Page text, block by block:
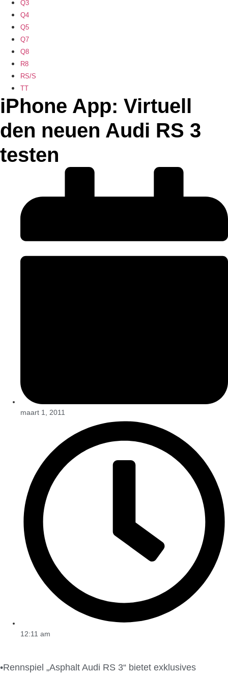
Q3
Q4
Q5
Q7
Q8
R8
RS/S
TT
iPhone App: Virtuell
den neuen Audi RS 3
testen
maart 1, 2011
12:11 am
•Rennspiel „Asphalt Audi RS 3“ bietet exklusives